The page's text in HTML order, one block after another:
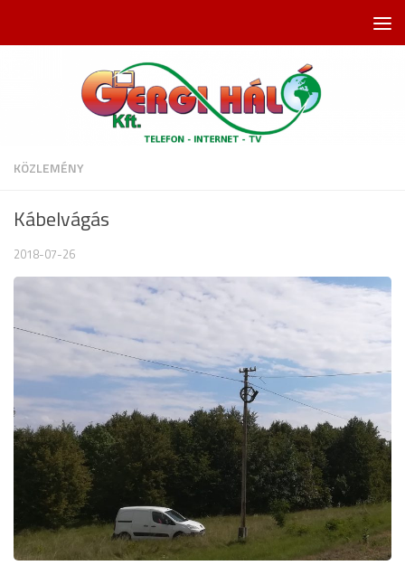
KÖZLEMÉNY
Kábelvágás
2018-07-26